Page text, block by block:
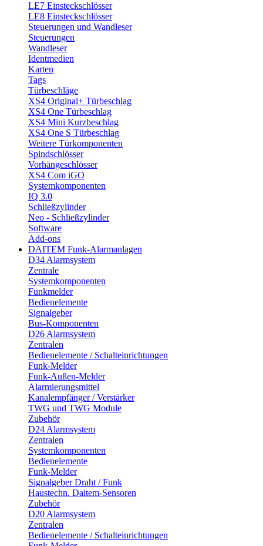
LE7 Einsteckschlösser
LE8 Einsteckschlösser
Steuerungen und Wandleser
Steuerungen
Wandleser
Identmedien
Karten
Tags
Türbeschläge
XS4 Original+ Türbeschlag
XS4 One Türbeschlag
XS4 Mini Kurzbeschlag
XS4 One S Türbeschlag
Weitere Türkomponenten
Spindschlösser
Vorhängeschlösser
XS4 Com iGO
Systemkomponenten
IQ 3.0
Schließzylinder
Neo - Schließzylinder
Software
Add-ons
DAITEM Funk-Alarmanlagen
D34 Alarmsystem
Zentrale
Systemkomponenten
Funkmelder
Bedienelemente
Signalgeber
Bus-Komponenten
D26 Alarmsystem
Zentralen
Bedienelemente / Schalteinrichtungen
Funk-Melder
Funk-Außen-Melder
Alarmierungsmittel
Kanalempfänger / Verstärker
TWG und TWG Module
Zubehör
D24 Alarmsystem
Zentralen
Systemkomponenten
Bedienelemente
Funk-Melder
Signalgeber Draht / Funk
Haustechn. Daitem-Sensoren
Zubehör
D20 Alarmsystem
Zentralen
Bedienelemente / Schalteinrichtungen